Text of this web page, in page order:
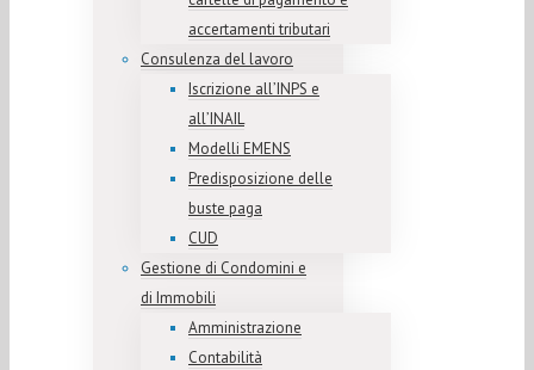
accertamenti tributari
Consulenza del lavoro
Iscrizione all’INPS e
all’INAIL
Modelli EMENS
Predisposizione delle
buste paga
CUD
Gestione di Condomini e
di Immobili
Amministrazione
Contabilità